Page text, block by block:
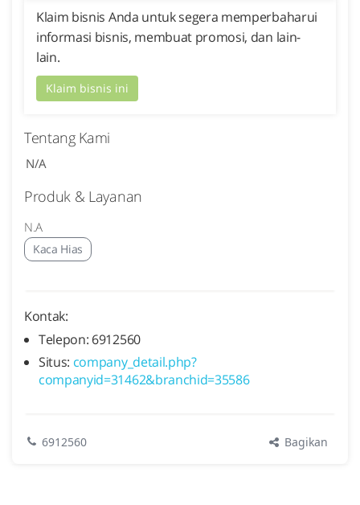
Klaim bisnis Anda untuk segera memperbaharui
informasi bisnis, membuat promosi, dan lain-
lain.
Klaim bisnis ini
Tentang Kami
N/A
Produk & Layanan
N.A
Kaca Hias
Kontak:
Telepon: 6912560
Situs: company_detail.php?
companyid=31462&branchid=35586
6912560 Bagikan